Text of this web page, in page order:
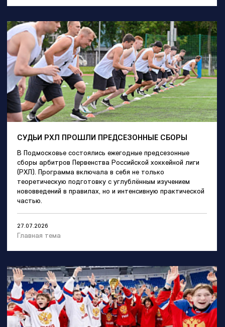
СУДЬИ РХЛ ПРОШЛИ ПРЕДСЕЗОННЫЕ СБОРЫ
В Подмосковье состоялись ежегодные предсезонные
сборы арбитров Первенства Российской хоккейной лиги
(РХЛ). Программа включала в себя не только
теоретическую подготовку с углублённым изучением
нововведений в правилах, но и интенсивную практической
частью.
27.07.2026
Главная тема